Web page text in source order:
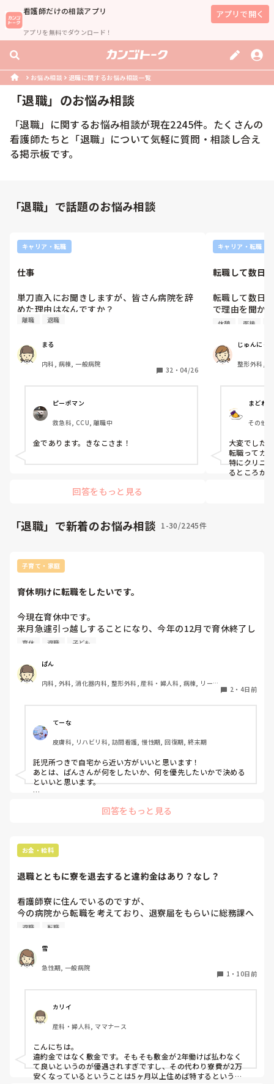
看護師だけの相談アプリ
アプリを無料でダウンロード！
アプリで開く
お悩み相談 退職に関するお悩み相談一覧
「退職」のお悩み相談
「退職」に関するお悩み相談が現在2245件。たくさんの
看護師たちと「退職 」について気軽に質問・相談し合え
る掲示板です。
「退職」で話題のお悩み相談
キャリア・転職
仕事
単刀直入にお聞きしますが、皆さん病院を辞
めた理由はなんですか？
離職 退職
まる
内科, 病棟, 一般病院
32 ・ 04/26
ピーポマン
救急科, CCU, 離職中
金であります。きなこさま！
回答をもっと見る
キャリア・転職
転職して数日
転職して数日
で理由を聞か
また、看護ル
だけでした。
続けて看護ル
手続きなどを
転職したクリ
(①患者への説
と不機嫌にな
②患者を待合
いるのに午前
ている、など
で入職後1週間
休憩 面接
じゅんにゃ
整形外科,
まどれ
その他
大変でした
転職ってガ
特にクリニ
るところが
送られてき
私はもう二
やって感じ
「退職」で新着のお悩み相談 1-30/2245件
子育て・家庭
育休明けに転職をしたいです。
今現在育休中です。
来月急遽引っ越しすることになり、今年の12月で育休終了し
復職予定でしたが、通勤の距離的に難しく退職を考えていま
退職を伝えてからも育休終了までは手当ては入りますよね？
また、1月から働けるように転職先を探してるところです
が、子育てと両立するとなるとどこがおすすめですか？？
です。
初めてのことに加えて住む環境も変わるため、何から手をつ
けていいやら困っています、、、。
育休 退職 子ども
ぱん
内科, 外科, 消化器内科, 整形外科, 産科・婦人科, 病棟, リーダ
2 ・ 4日前
てーな
皮膚科, リハビリ科, 訪問看護, 慢性期, 回復期, 終末期
託児所つきで自宅から近い方がいいと思います！
あとは、ぱんさんが何をしたいか、何を優先したいかで決める
といいと思います。
た。子どももそろそろ欲しいし育休もらいたいし、いいタイミ
家での時間が増えるので満足しています😊
いので、退職は育休明けなのでは。一応職場か保険組合に確認
回答をもっと見る
お金・給料
退職とともに寮を退去すると違約金はあり？なし？
看護師寮に住んでいるのですが、
今の病院から転職を考えており、退寮届をもらいに総務課へ
行ったところ、規約が変更となり、2年以内に辞めたら発生
変更になっていました。
寮費が2万安くなっており怖いなと思っておりましたが、規
職を理由としたこういった違約金みたいなものは存在してい
いものでしょうか。
寮費を安くしたでしょ。で片付けられちゃいそうです。
退職 転職
雪
急性期, 一般病院
1 ・ 10日前
カリイ
産科・婦人科, ママナース
こんにちは。
違約金ではなく敷金です。そもそも敷金が2年働けば払わなく
て良いというのが優遇されすぎですし、その代わり寮費が2万
安くなっているということは5ヶ月以上住めば特するという事